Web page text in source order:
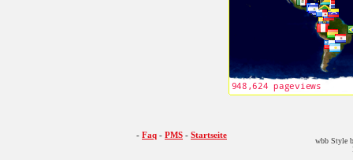
- Faq - PMS - Startseite
wbb Style